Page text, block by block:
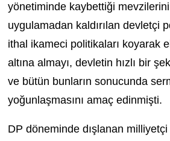
yönetiminde kaybettiği
uygulamadan kaldırılan devletçi
ithal ikameci politikaları koyarak
altına almayı, devletin hızlı bir
ve bütün bunların sonucunda
yoğunlaşmasını amaç edinmişti.
DP döneminde dışlanan